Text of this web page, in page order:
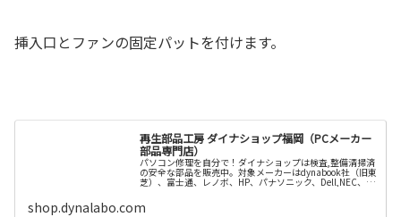
挿入口とファンの固定パットを付けます。
再生部品工房 ダイナショップ福岡（PCメーカー
部品専門店）
パソコン修理を自分で！ダイナショップは検査,整備清掃済
の安全な部品を販売中。対象メーカーはdynabook社（旧東
芝）、富士通、レノボ、HP、パナソニック、Dell,NEC、
VAIO、ASUS社など。初めてでもチャレンジできるように
shop.dynalabo.com